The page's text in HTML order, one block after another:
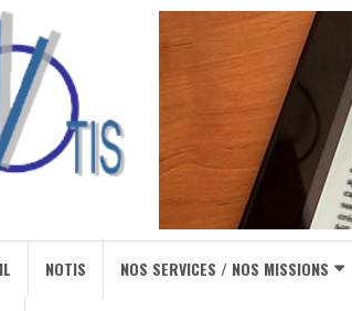
NOTIS NOS SERVICES / NOS MISSIONS